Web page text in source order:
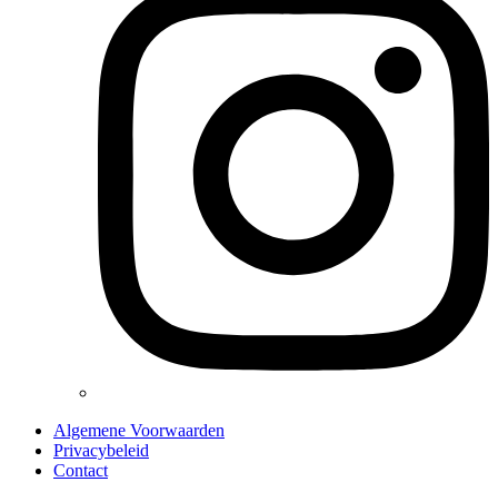
Algemene Voorwaarden
Privacybeleid
Contact